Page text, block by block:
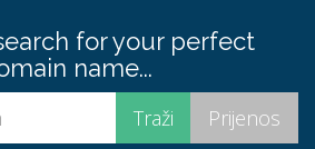
for your perfect
name...